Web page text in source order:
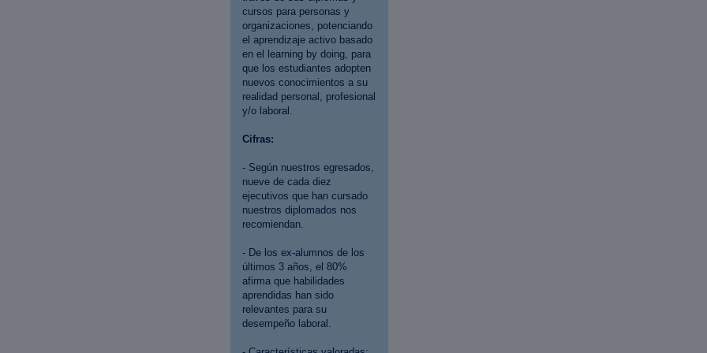
cursos para personas y
organizaciones, potenciando
el aprendizaje activo basado
en el learning by doing, para
que los estudiantes adopten
nuevos conocimientos a su
realidad personal, profesional
y/o laboral.
Cifras:
- Según nuestros egresados,
nueve de cada diez
ejecutivos que han cursado
nuestros diplomados nos
recomiendan.
- De los ex-alumnos de los
últimos 3 años, el 80%
afirma que habilidades
aprendidas han sido
relevantes para su
desempeño laboral.